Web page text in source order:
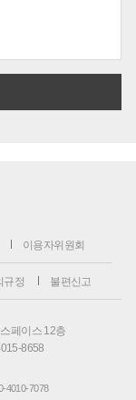
이용자위원회
규정 불편신고
페이스 12층
8658
4010-7078